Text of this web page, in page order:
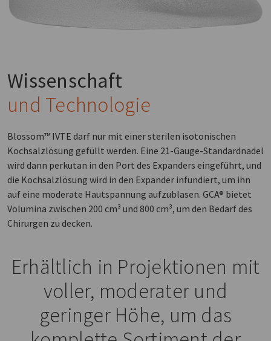
Wissenschaft
und Technologie
Blossom™ IVTE darf nur mit einer sterilen isotonischen
Kochsalzlösung gefüllt werden. Eine 21-Gauge-Standardnadel
wird dann perkutan in den Port des Expanders eingeführt, und
die Kochsalzlösung wird in den Expander infundiert, um ihn
auf eine moderate Hautspannung aufzublasen. GCA® bietet
Volumina zwischen 200 cm³ und 800 cm³, um den Bedarf des
Chirurgen zu decken.
Erhältlich in Projektionen mit
voller, moderater und
geringer Höhe, um das